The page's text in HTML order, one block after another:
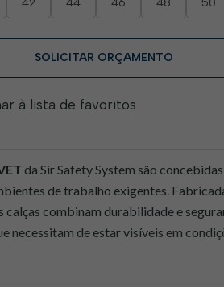
SOLICITAR ORÇAMENTO
à lista de favoritos
da Sir Safety System são
de trabalho exigentes.
calças combinam durabilidade e
necessitam de estar visíveis em